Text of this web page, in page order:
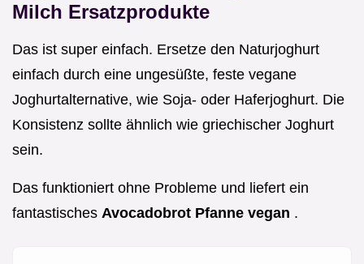
Milch Ersatzprodukte
Das ist super einfach. Ersetze den Naturjoghurt
einfach durch eine ungesüßte, feste vegane
Joghurtalternative, wie Soja- oder Haferjoghurt. Die
Konsistenz sollte ähnlich wie griechischer Joghurt
sein.
Das funktioniert ohne Probleme und liefert ein
fantastisches Avocadobrot Pfanne vegan .